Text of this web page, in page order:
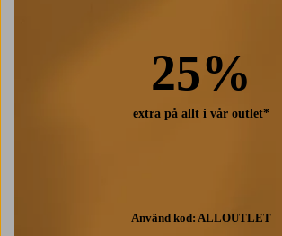
25%
extra på allt i vår outlet*
Använd kod: ALLOUTLET